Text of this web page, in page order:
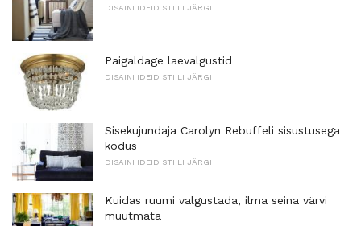
DISAINI IDEID STIILI JÄRGI
Paigaldage laevalgustid
DISAINI IDEID STIILI JÄRGI
Sisekujundaja Carolyn Rebuffeli sisustusega
kodus
DISAINI IDEID STIILI JÄRGI
Kuidas ruumi valgustada, ilma seina värvi
muutmata